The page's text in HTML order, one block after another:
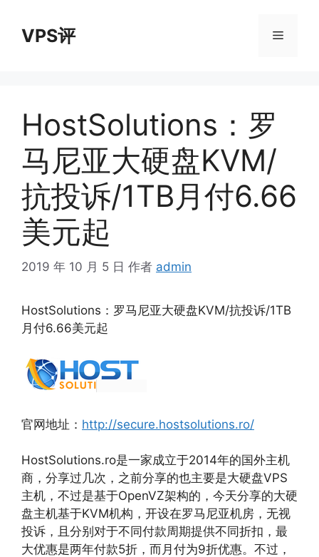
VPS评 菜
HostSolutions：罗
马尼亚大硬盘KVM/
抗投诉/1TB月付6.66
美元起
2019 年 10 月 5 日 作者 admin
HostSolutions：罗马尼亚大硬盘KVM/抗投诉/1TB
月付6.66美元起
官网地址： http://secure.hostsolutions.ro/
HostSolutions.ro是一家成立于2014年的国外主机
商，分享过几次，之前分享的也主要是大硬盘VPS
主机，不过是基于OpenVZ架构的，今天分享的大硬
盘主机基于KVM机构，开设在罗马尼亚机房，无视
投诉，且分别对于不同付款周期提供不同折扣，最
大优惠是两年付款5折，而月付为9折优惠。不过，